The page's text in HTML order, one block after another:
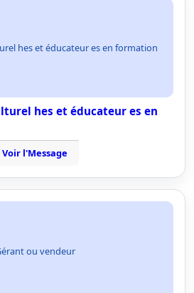
hes et éducateur es en formation
hes et éducateur es en
Voir l'Message
ou vendeur